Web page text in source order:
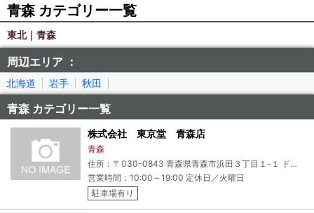
青森 カテゴリー一覧
東北｜青森
周辺エリア ：
北海道 岩手 秋田
青森 カテゴリー一覧
株式会社 東京堂 青森店
青森
住所：〒030-0843 青森県青森市浜田３丁目１-１ ドリームタウンアリー２Ｆ
営業時間：10:00～19:00 定休日／火曜日
駐車場有り